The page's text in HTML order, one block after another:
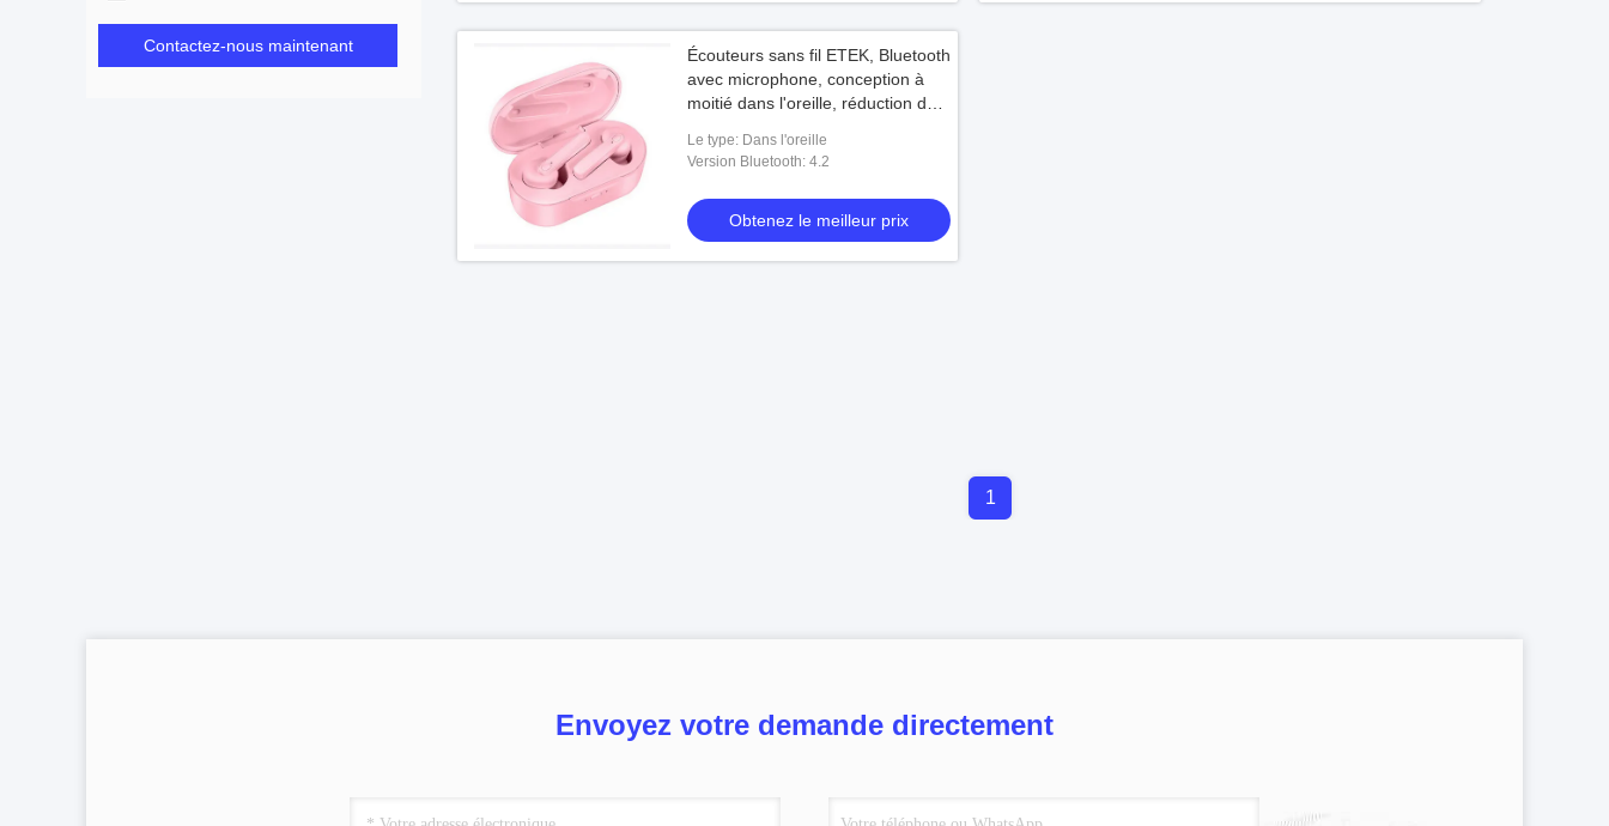
Contactez-nous maintenant
Écouteurs sans fil ETEK, Bluetooth
avec microphone, conception à
moitié dans l'oreille, réduction du
profonde, étanche
Le type: Dans l'oreille
Version Bluetooth: 4.2
Obtenez le meilleur prix
1
Envoyez votre demande directement